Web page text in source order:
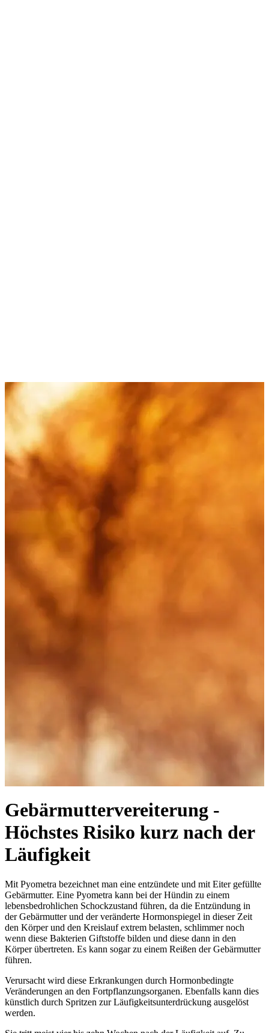
Gebärmuttervereiterung -
Höchstes Risiko kurz nach der
Läufigkeit
Mit Pyometra bezeichnet man eine entzündete und mit Eiter gefüllte
Gebärmutter. Eine Pyometra kann bei der Hündin zu einem
lebensbedrohlichen Schockzustand führen, da die Entzündung in
der Gebärmutter und der veränderte Hormonspiegel in dieser Zeit
den Körper und den Kreislauf extrem belasten, schlimmer noch
wenn diese Bakterien Giftstoffe bilden und diese dann in den
Körper übertreten. Es kann sogar zu einem Reißen der Gebärmutter
führen.
Verursacht wird diese Erkrankungen durch Hormonbedingte
Veränderungen an den Fortpflanzungsorganen. Ebenfalls kann dies
künstlich durch Spritzen zur Läufigkeitsunterdrückung ausgelöst
werden.